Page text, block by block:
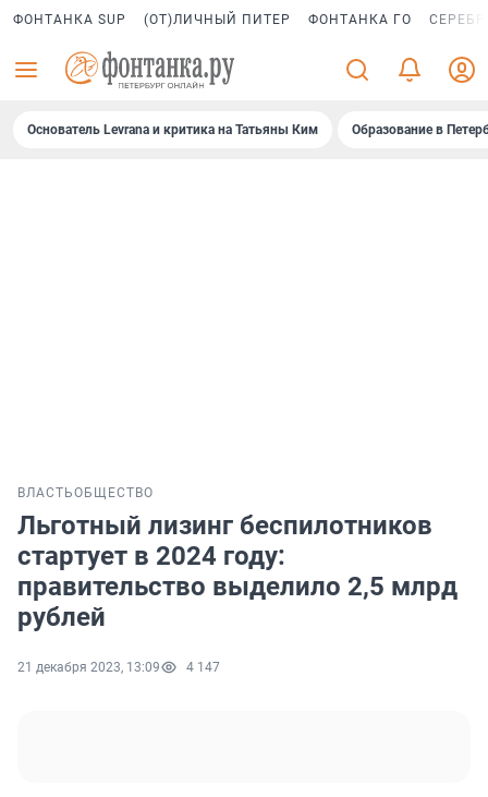
ФОНТАНКА SUP (ОТ)ЛИЧНЫЙ ПИТЕР ФОНТАНКА ГО
Основатель Levrana и критика на Татьяны Ким Образование в
ВЛАСТЬОБЩЕСТВО
Льготный лизинг беспилотников
стартует в 2024 году:
правительство выделило 2,5 млрд
рублей
21 декабря 2023, 13:09 4 147